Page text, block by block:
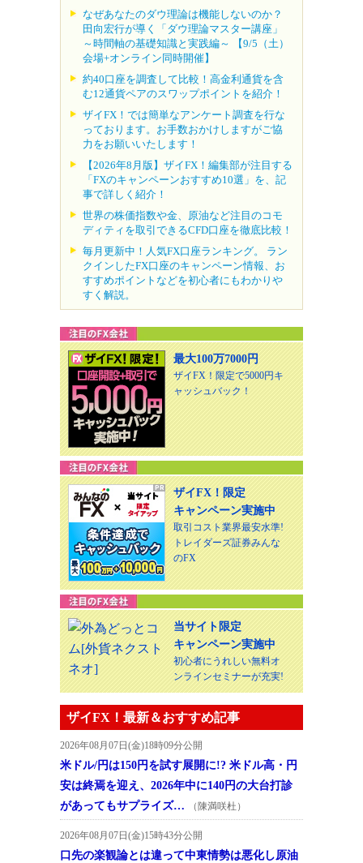
なぜあなたのダウ理論は機能しないのか？
田向宏行が導く「ダウ理論マスター講座」
～時間軸の基礎知識と実践編～ 【9/5（土）
会場+オンライン同時開催】
約40口座を調査して比較！高金利通貨を含
む12通貨ペアのスワップポイントを紹介！
ザイFX！では簡単なアンケート調査を行な
っております。お手数おかけしますがご協
力をお願いいたします！
【2026年8月版】ザイFX！編集部が注目する
「FXのキャンペーンおすすめ10選」を、記
事で詳しく紹介！
世界の株価指数や金、原油など注目のコモ
ディティを取引できるCFD口座を徹底比較！
毎月更新中！人気FX口座ランキング。 ラン
クインしたFX口座のキャンペーン情報、お
すすめポイントなどを初心者にもわかりや
すく解説。
最大100万7000円
ザイFX！限定で5000円キ
ャッシュバック！
ザイFX！限定
キャンペーン実施中
取引コスト業界最安水準!
トレイダーズ証券みんな
のFX
当サイト限定
キャンペーン実施中
初心者にうれしい無料オ
ンラインセミナーが充実!
ザイFX！最新＆おすすめ記事
2026年08月07日(金)18時09分公開
米ドル/円は150円を試す展開に!? 米ドル高・円
安は終焉を迎え、2026年中に140円の大台打診
があってもサプライズ…
（陳満咲杜）
2026年08月07日(金)15時43分公開
口先の楽観論とは違って中東情勢は悪化し原油